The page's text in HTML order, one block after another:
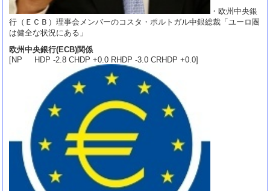
・欧州中央銀
行（ＥＣＢ）理事会メンバーのコスタ・ポルトガル中銀総裁「ユーロ圏
は健全な状況にある」
欧州中央銀行(ECB)関係
[NP HDP -2.8 CHDP +0.0 RHDP -3.0 CRHDP +0.0]